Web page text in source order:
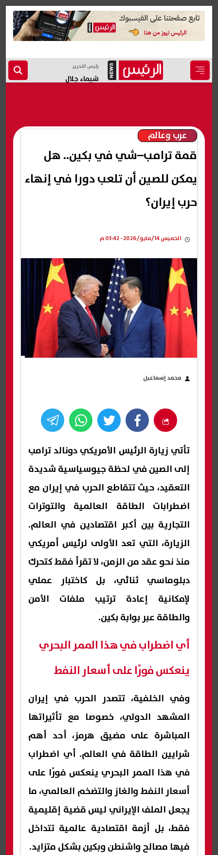
رئيس التحرير
شيماء جلال
عرب وعالم
قمة ترامب–شي في بكين.. هل
يمكن للصين أن تلعب دورا في إنهاء
حرب إيران؟
الخميس 14/مايو/2026 - 03:42 م
محمد إسماعيل
تأتي زيارة الرئيس الأمريكي دونالد ترامب
إلى الصين في لحظة جيوسياسية شديدة
التعقيد، حيث تتقاطع الحرب في إيران مع
اضطرابات الطاقة العالمية والتوترات
التجارية بين أكبر اقتصادين في العالم.
الزيارة، التي تعد الأولى لرئيس أمريكي
منذ نحو عقد من الزمن، لا تقرأ فقط كتحرك
دبلوماسي ثنائي، بل كاختبار عملي
لإمكانية إعادة ترتيب ملفات الأمن
والطاقة عبر بوابة بكين.
أي اضطراب في هذا الممر البحري
ينعكس فورًا على أسعار النفط
وفي الخلفية، تتصدر الحرب في إيران
المشهد الدولي، خصوصا مع تأثيراتها
المباشرة على مضيق هرمز، أحد أهم
شرايين الطاقة في العالم. أي اضطراب
في هذا الممر البحري ينعكس فورًا على
أسعار النفط والغاز والتضخم العالمي، ما
يجعل الملف الإيراني ليس قضية إقليمية
فقط، بل أزمة اقتصادية عالمية تتداخل
فيها مصالح واشنطن وبكين بشكل متزايد.